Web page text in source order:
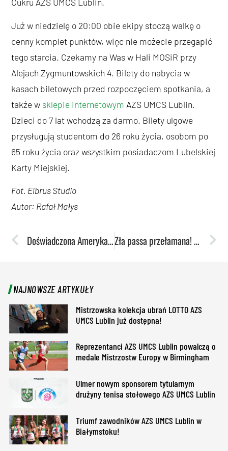
Już w niedzielę o 20:00 obie ekipy stoczą walkę o
cenny komplet punktów, więc nie możecie przegapić
tego starcia. Czekamy na Was w Hali MOSiR przy
Alejach Zygmuntowskich 4. Bilety do nabycia w
kasach biletowych przed rozpoczęciem spotkania, a
także w sklepie internetowym AZS UMCS Lublin.
Dzieci do 7 lat wchodzą za darmo. Bilety ulgowe
przysługują studentom do 26 roku życia, osobom po
65 roku życia oraz wszystkim posiadaczom Lubelskiej
Karty Miejskiej.
Fot. Elbrus Studio
Autor: Rafał Małys
Doświadczona Amerykanka wzmocni mistrzynie Polski Zła passa przełamana! Polski Cukier AZS UMCS Lublin wygrywa z SKK Polonią Warszawa
NAJNOWSZE ARTYKUŁY
Mistrzowska kolekcja ubrań LOTTO AZS
UMCS Lublin już dostępna!
Reprezentanci AZS UMCS Lublin powalczą o
medale Mistrzostw Europy w Birmingham
Ulmer nowym sponsorem tytularnym
drużyny tenisa stołowego AZS UMCS Lublin
Triumf zawodników AZS UMCS Lublin w
Białymstoku!